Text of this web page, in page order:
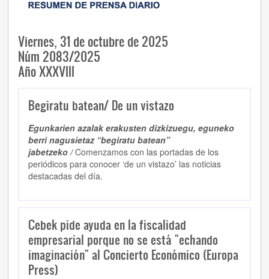
Viernes, 31 de octubre de 2025
Núm 2083/2025
Año XXXVIII
Begiratu batean/ De un vistazo
Egunkarien azalak erakusten dizkizuegu, eguneko
berri nagusietaz “begiratu batean”
jabetzeko /Comenzamos con las portadas de los
periódicos para conocer ‘de un vistazo’ las noticias
destacadas del día.
Cebek pide ayuda en la fiscalidad
empresarial porque no se está "echando
imaginación" al Concierto Económico (Europa
Press)